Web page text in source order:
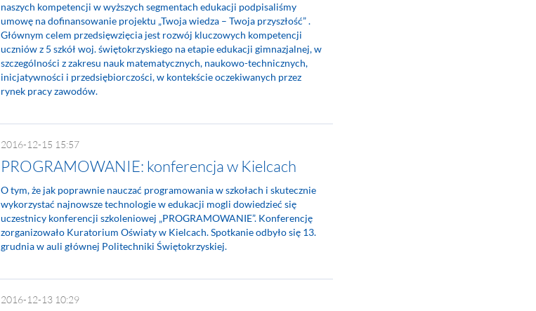
naszych kompetencji w wyższych segmentach edukacji podpisaliśmy
umowę na dofinansowanie projektu „Twoja wiedza – Twoja przyszłość” .
Głównym celem przedsięwzięcia jest rozwój kluczowych kompetencji
uczniów z 5 szkół woj. świętokrzyskiego na etapie edukacji gimnazjalnej, w
szczególności z zakresu nauk matematycznych, naukowo-technicznych,
inicjatywności i przedsiębiorczości, w kontekście oczekiwanych przez
rynek pracy zawodów.
2016-12-15 15:57
PROGRAMOWANIE: konferencja w Kielcach
O tym, że jak poprawnie nauczać programowania w szkołach i skutecznie
wykorzystać najnowsze technologie w edukacji mogli dowiedzieć się
uczestnicy konferencji szkoleniowej „PROGRAMOWANIE”. Konferencję
zorganizowało Kuratorium Oświaty w Kielcach. Spotkanie odbyło się 13.
grudnia w auli głównej Politechniki Świętokrzyskiej.
2016-12-13 10:29